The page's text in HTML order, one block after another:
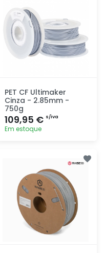
PET CF Ultimaker
Cinza - 2.85mm -
750g
109,95 € s/iva
Em estoque
rapidamente